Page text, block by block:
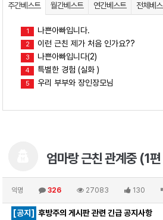
주간베스트 월간베스트 연간베스트 전체베
1 나쁜아빠입니다.
2 이런 근친 제가 처음 인가요??
3 나쁜아빠입니다(2)
4 특별한 경험 (실화 )
5 우리 부부와 장인장모님
엄마랑 근친 관계중 (1
익명 326 27083 130
[공지] 후방주의 게시판 관련 긴급 공지사항